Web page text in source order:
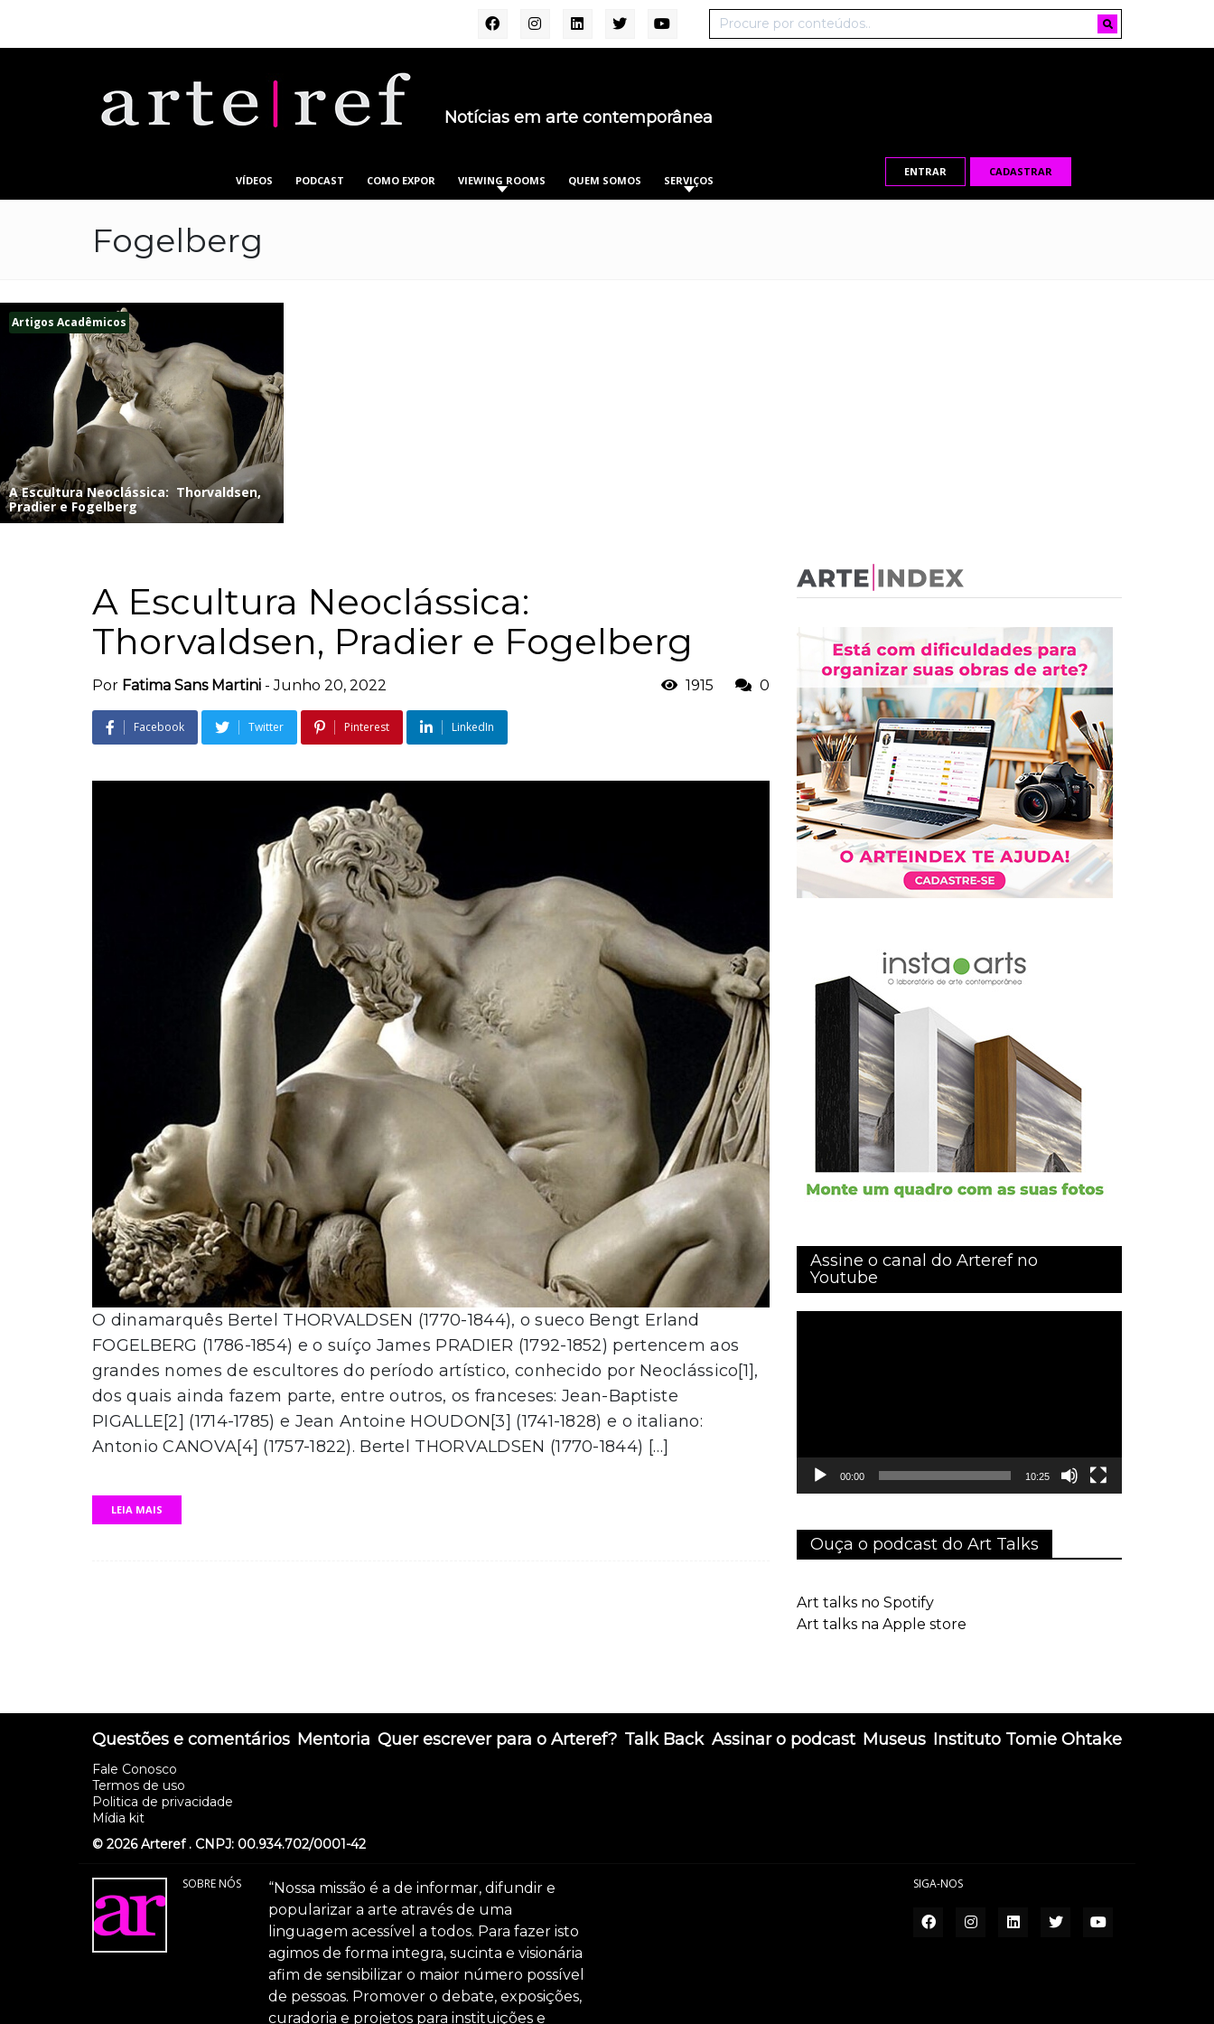
Notícias em arte contemporânea
VÍDEOS PODCAST COMO EXPOR VIEWING ROOMS QUEM SOMOS SERVIÇOS
ENTRAR CADASTRAR
Fogelberg
Artigos Acadêmicos
A Escultura Neoclássica: Thorvaldsen,
Pradier e Fogelberg
A Escultura Neoclássica:
Thorvaldsen, Pradier e Fogelberg
Por Fatima Sans Martini -Junho 20, 2022 1915 0
Facebook Twitter Pinterest LinkedIn
O dinamarquês Bertel THORVALDSEN (1770-1844), o sueco Bengt Erland
FOGELBERG (1786-1854) e o suíço James PRADIER (1792-1852) pertencem aos
grandes nomes de escultores do período artístico, conhecido por Neoclássico[1],
dos quais ainda fazem parte, entre outros, os franceses: Jean-Baptiste
PIGALLE[2] (1714-1785) e Jean Antoine HOUDON[3] (1741-1828) e o italiano:
Antonio CANOVA[4] (1757-1822). Bertel THORVALDSEN (1770-1844) […]
LEIA MAIS
Assine o canal do Arteref no
Youtube
00:00 10:25
Ouça o podcast do Art Talks
Art talks no Spotify
Art talks na Apple store
Questões e comentários
Fale Conosco
Termos de uso
Politica de privacidade
Mídia kit
Mentoria Quer escrever para o Arteref? Talk Back Assinar o podcast Museus Instituto Tomie Ohtake
© 2026 Arteref . CNPJ: 00.934.702/0001-42
SOBRE NÓS
“Nossa missão é a de informar, difundir e
popularizar a arte através de uma
linguagem acessível a todos. Para fazer isto
agimos de forma integra, sucinta e visionária
afim de sensibilizar o maior número possível
de pessoas. Promover o debate, exposições,
curadoria e projetos para instituições e
SIGA-NOS